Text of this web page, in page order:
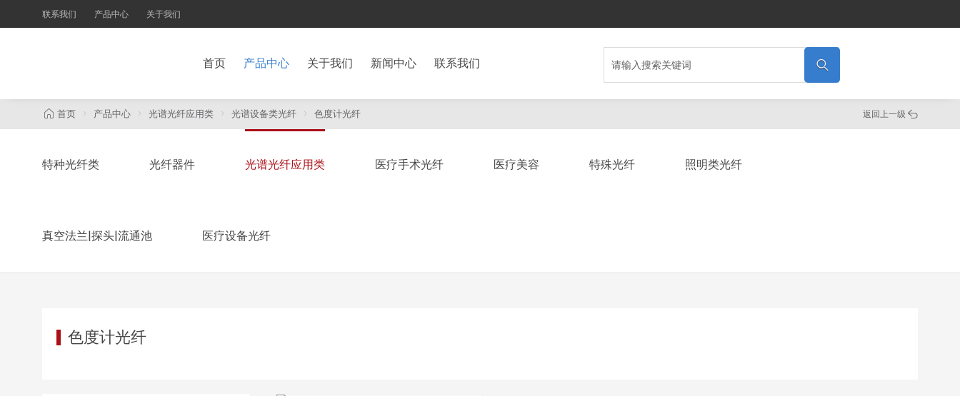
联系我们 产品中心 关于我们
首页 产品中心 关于我们 新闻中心 联系我们 
首页 产品中心 光谱光纤应用类 光谱设备类光纤 色度计光纤 返回上一级 
特种光纤类 光纤器件 光谱光纤应用类 医疗手术光纤 医疗美容 特殊光纤 照明类光纤
真空法兰|探头|流通池 医疗设备光纤
色度计光纤